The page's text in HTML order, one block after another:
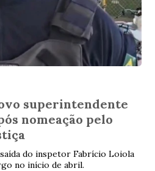
superintendente
nomeação pelo
do inspetor Fabrício Loiola
no início de abril.